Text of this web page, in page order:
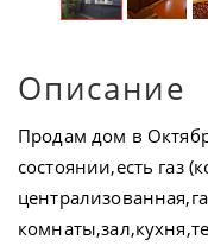
Описание
Продам дом в
состоянии,есть газ